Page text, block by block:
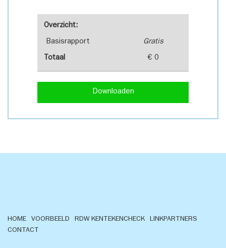
Overzicht:
Basisrapport Gratis
Totaal € 0
Downloaden
HOME VOORBEELD RDW KENTEKENCHECK
LINKPARTNERS
CONTACT